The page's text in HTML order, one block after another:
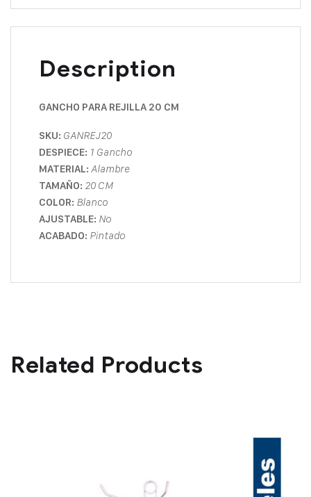
Description
GANCHO PARA REJILLA 20 CM
SKU: GANREJ20
DESPIECE: 1 Gancho
MATERIAL: Alambre
TAMAÑO: 20 CM
COLOR: Blanco
AJUSTABLE: No
ACABADO: Pintado
Related Products